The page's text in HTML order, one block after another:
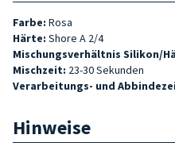
Farbe: Rosa
Härte: Shore A 2/4
Mischungsverhältnis Silikon/
Mischzeit: 23-30 Sekunden
Verarbeitungs- und
Hinweise